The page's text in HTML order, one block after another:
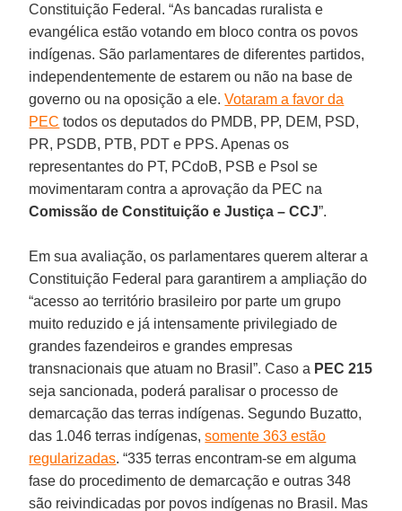
Constituição Federal. “As bancadas ruralista e
evangélica estão votando em bloco contra os povos
indígenas. São parlamentares de diferentes partidos,
independentemente de estarem ou não na base de
governo ou na oposição a ele.Votaram a favor da
PEC todos os deputados do PMDB, PP, DEM, PSD,
PR, PSDB, PTB, PDT e PPS. Apenas os
representantes do PT, PCdoB, PSB e Psol se
movimentaram contra a aprovação da PEC na
Comissão de Constituição e Justiça – CCJ”.
Em sua avaliação, os parlamentares querem alterar a
Constituição Federal para garantirem a ampliação do
“acesso ao território brasileiro por parte um grupo
muito reduzido e já intensamente privilegiado de
grandes fazendeiros e grandes empresas
transnacionais que atuam no Brasil”. Caso a PEC 215
seja sancionada, poderá paralisar o processo de
demarcação das terras indígenas. Segundo Buzatto,
das 1.046 terras indígenas,somente 363 estão
regularizadas. “335 terras encontram-se em alguma
fase do procedimento de demarcação e outras 348
são reivindicadas por povos indígenas no Brasil. Mas